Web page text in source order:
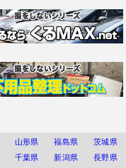
山形県 福島県
茨城県
千葉県 新潟県
長野県